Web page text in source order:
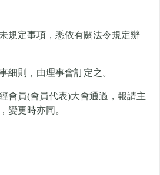
規定事項，悉依有關法令規定辦
細則，由理事會訂定之。
會員(會員代表)大會通過，報請主
變更時亦同。